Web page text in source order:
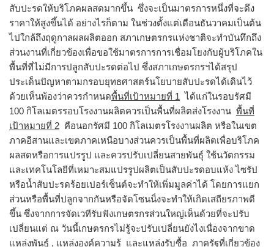
สับปะรดให้บริโภคผลสดมากขึ้น ซึ่งจะเป็นมาตรการหนึ่งที่จะดึง
ราคาให้สูงขึ้นได้ อย่างไรก็ตาม ในช่วงตั้งแต่เดือนธันวาคมเป็นต้น
ไปใกล้ถึงฤดูกาลผลผลิตออก สภาเกษตรกรแห่งชาติจะทำบันทึกถึง
ส่วนงานที่เกี่ยวข้องเพื่อขอใช้มาตรการการเชื่อมโยงกับผู้บริโภคใน
พื้นที่ที่ไม่มีการปลูกสับปะรดต่อไป ซึ่งสภาเกษตรกรฯได้สรุป
ประเด็นปัญหาตามกรอบยุทธศาสตร์นโยบายสับปะรดได้เดินไว้
ด้วยเห็นพ้องว่าควรกำหนดพื้นที่เป้าหมายที่ 1 ได้แก่ในรอบรัศมี
100 กิโลเมตรรอบโรงงานผลิตควรเป็นพื้นที่ผลิตส่งโรงงาน พื้นที่
เป้าหมายที่ 2 คือนอกรัศมี 100 กิโลเมตรโรงงานผลิต หรือในเขต
ภาคอีสานและเขตภาคเหนือบางส่วนควรเป็นพื้นที่ผลิตเพื่อบริโภค
ผลสดหรือการแปรรูป และควรปรับเปลี่ยนสายพันธุ์ ใช้นวัตกรรม
และเทคโนโลยีที่เหมาะสมแปรรูปผลิตเป็นสับปะรดอบแห้ง ไซรัป
หรือน้ำสับปะรดร้อยเปอร์เซ็นต์จะทำให้เพิ่มมูลค่าได้ โดยการแยก
ส่วนหรือพื้นที่ปลูกจากกันหรือจัดโซนนิ่งจะทำให้เกิดเสถียรภาพดี
ขึ้น ซึ่งจากการจัดเวทีรับฟังเกษตรกรส่วนใหญ่เห็นด้วยที่จะปรับ
เปลี่ยนแต่ ณ วันนี้เกษตรกรไม่รู้จะปรับเปลี่ยนยังไงเนื่องจากขาด
แหล่งพันธุ์ , แหล่งองค์ความรู้ และแหล่งรับซื้อ ภาครัฐที่เกี่ยวข้อง